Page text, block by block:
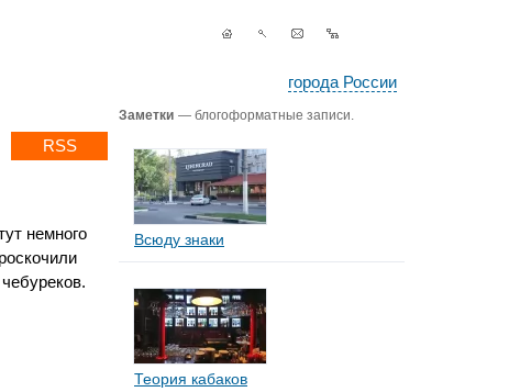
города России
RSS
немного
Заметки — блогоформатные записи.
Всюду знаки
Теория кабаков